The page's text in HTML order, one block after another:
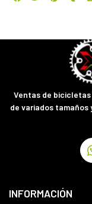
Ventas de bicicletas
de variados tamaños
INFORMACIÓN